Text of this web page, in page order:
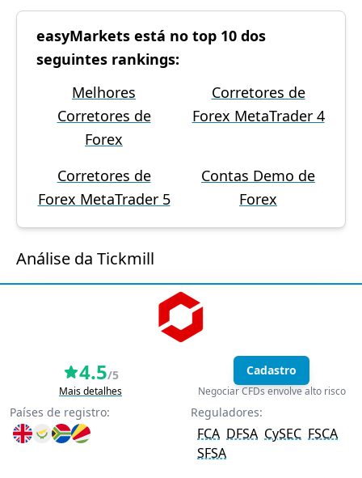
easyMarkets está no top 10 dos
seguintes rankings:
Melhores
Corretores de
Forex
Corretores de
Forex MetaTrader 4
Corretores de
Forex MetaTrader 5
Contas Demo de
Forex
Análise da Tickmill
4.5/5
Mais detalhes
Cadastro
Negociar CFDs envolve alto risco
Países de registro: Reguladores:
FCA DFSA CySEC FSCA
SFSA